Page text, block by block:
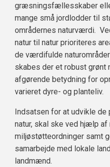
græsningsfællesskaber
mange små jordlodder til
områdernes naturværdi.
natur til natur prioriteres
de værdifulde
skabes der et robust grønt
afgørende betydning for
varieret dyre- og planteliv.
Indsatsen for at udvikle de
natur, skal ske ved hjælp af
miljøstøtteordninger samt
samarbejde med lokale
landmænd.